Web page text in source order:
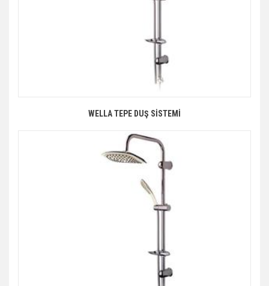
WELLA TEPE DUŞ SİSTEMİ